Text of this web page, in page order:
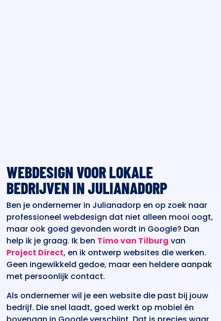
WEBDESIGN VOOR LOKALE
BEDRIJVEN IN JULIANADORP
Ben je ondernemer in Julianadorp en op zoek naar
professioneel webdesign dat niet alleen mooi oogt,
maar ook goed gevonden wordt in Google? Dan
help ik je graag. Ik ben Timo van Tilburg van
Project Direct, en ik ontwerp websites die werken.
Geen ingewikkeld gedoe, maar een heldere aanpak
met persoonlijk contact.
Als ondernemer wil je een website die past bij jouw
bedrijf. Die snel laadt, goed werkt op mobiel én